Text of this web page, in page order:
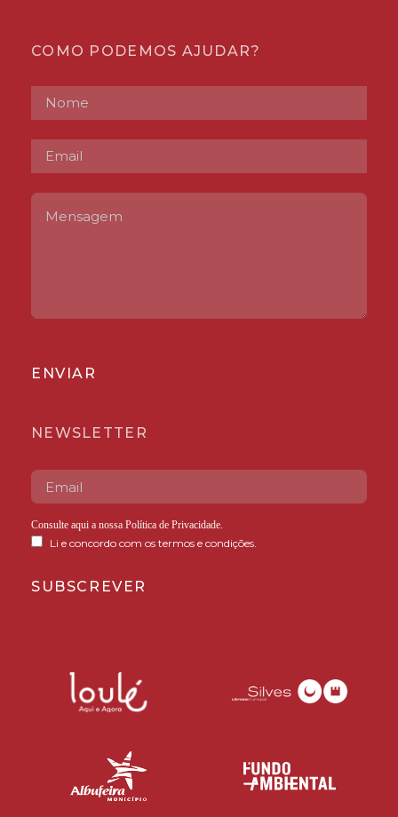
COMO PODEMOS AJUDAR?
ENVIAR
NEWSLETTER
Consulte aqui a nossa Política de Privacidade.
Li e concordo com os termos e condições.